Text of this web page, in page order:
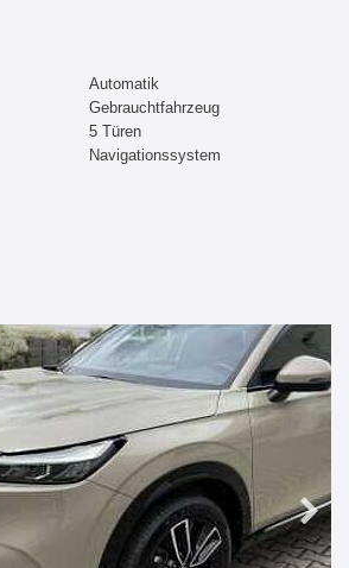
Automatik
Gebrauchtfahrzeug
5 Türen
Navigationssystem